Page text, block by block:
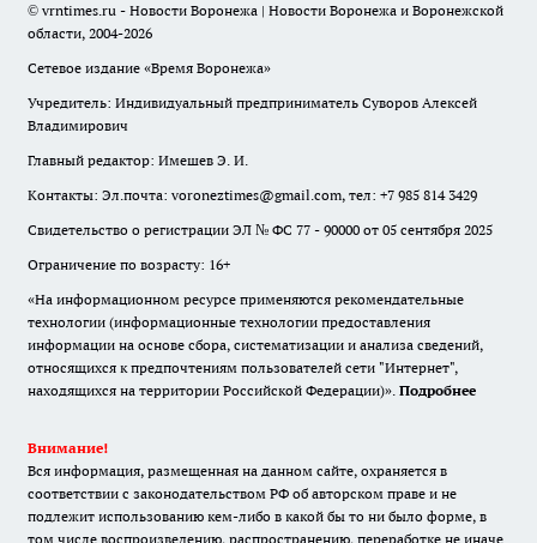
© vrntimes.ru - Новости Воронежа | Новости Воронежа и Воронежской
области, 2004-2026
Сетевое издание «Время Воронежа»
Учредитель: Индивидуальный предприниматель Суворов Алексей
Владимирович
Главный редактор: Имешев Э. И.
Контакты: Эл.почта: voroneztimes@gmail.com, тел: +7 985 814 3429
Свидетельство о регистрации ЭЛ № ФС 77 - 90000 от 05 сентября 2025
Ограничение по возрасту: 16+
«На информационном ресурсе применяются рекомендательные
технологии (информационные технологии предоставления
информации на основе сбора, систематизации и анализа сведений,
относящихся к предпочтениям пользователей сети "Интернет",
находящихся на территории Российской Федерации)». Подробнее
Внимание!
Вся информация, размещенная на данном сайте, охраняется в
соответствии с законодательством РФ об авторском праве и не
подлежит использованию кем-либо в какой бы то ни было форме, в
том числе воспроизведению, распространению, переработке не иначе